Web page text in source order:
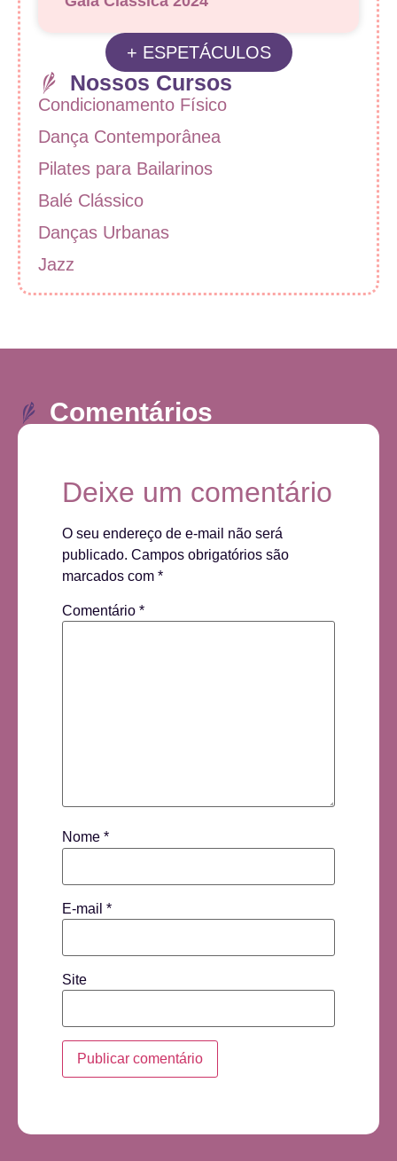
+ ESPETÁCULOS
Nossos Cursos
Condicionamento Físico
Dança Contemporânea
Pilates para Bailarinos
Balé Clássico
Danças Urbanas
Jazz
Comentários
Deixe um comentário
O seu endereço de e-mail não será
publicado. Campos obrigatórios são
marcados com *
Comentário *
Nome *
E-mail *
Site